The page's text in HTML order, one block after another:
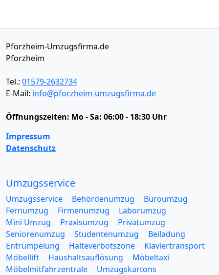
Pforzheim-Umzugsfirma.de
Pforzheim
Tel.: 01579-2632734
E-Mail: info@pforzheim-umzugsfirma.de
Öffnungszeiten: Mo - Sa: 06:00 - 18:30 Uhr
Impressum
Datenschutz
Umzugsservice
Umzugsservice Behördenumzug
Büroumzug
Fernumzug
Firmenumzug
Laborumzug
Mini Umzug
Praxisumzug
Privatumzug
Seniorenumzug
Studentenumzug
Beiladung
Entrümpelung
Halteverbotszone
Klaviertransport
Möbellift
Haushaltsauflösung
Möbeltaxi
Möbelmitfahrzentrale
Umzugskartons